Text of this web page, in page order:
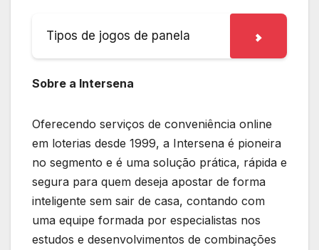
Tipos de jogos de panela
Sobre a Intersena
Oferecendo serviços de conveniência online
em loterias desde 1999, a Intersena é pioneira
no segmento e é uma solução prática, rápida e
segura para quem deseja apostar de forma
inteligente sem sair de casa, contando com
uma equipe formada por especialistas nos
estudos e desenvolvimentos de combinações